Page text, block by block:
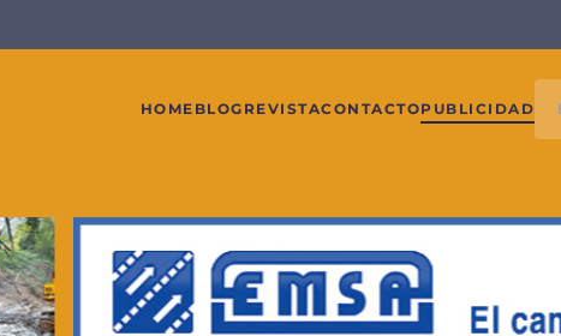
HOME BLOG REVISTACONTACTOPUBLICIDAD